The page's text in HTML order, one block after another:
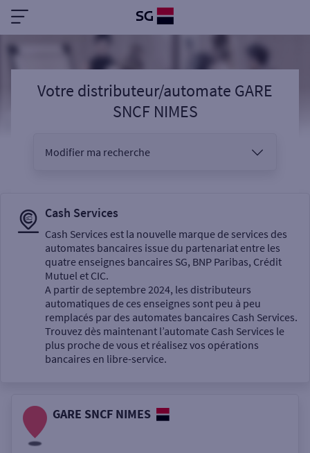
Votre distributeur/automate GARE
SNCF NIMES
Modifier ma recherche
Sélectionnez votre recherche
Un service
Autour de moi
Cash Services
Cash Services est la nouvelle marque de services des
automates bancaires issue du partenariat entre les
quatre enseignes bancaires SG, BNP Paribas, Crédit
Mutuel et CIC.
A partir de septembre 2024, les distributeurs
automatiques de ces enseignes sont peu à peu
remplacés par des automates bancaires Cash Services.
Trouvez dès maintenant l’automate Cash Services le
plus proche de vous et réalisez vos opérations
bancaires en libre-service.
GARE SNCF NIMES